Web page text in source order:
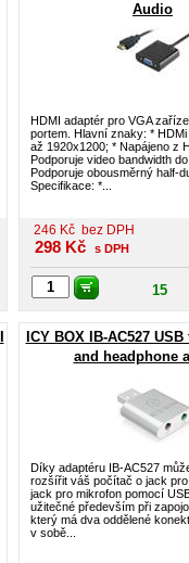
Audio
HDMI adaptér pro VGA
portem. Hlavní znaky: *
až 1920x1200; * Napájeno z
Podporuje video bandwidth
Podporuje obousměrný half-
Specifikace: *...
246 Kč bez DPH
298 Kč s DPH
15
ICY BOX IB-AC527
and headphone
Díky adaptéru IB-AC527
rozšířit váš počítač o jack
jack pro mikrofon pomocí
užitečné především při
který má dva oddělené
v sobě...